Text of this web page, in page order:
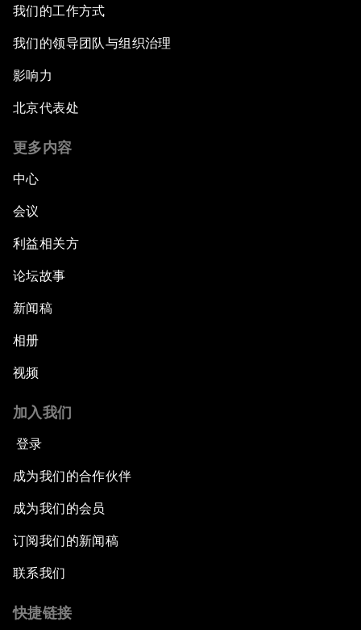
我们的工作方式
我们的领导团队与组织治理
影响力
北京代表处
更多内容
中心
会议
利益相关方
论坛故事
新闻稿
相册
视频
加入我们
登录
成为我们的合作伙伴
成为我们的会员
订阅我们的新闻稿
联系我们
快捷链接